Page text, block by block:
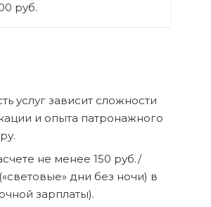
руб.
услуг зависит сложности
и опыта патронажного
не менее 150 руб./
дни без ночи) в
зарплаты).